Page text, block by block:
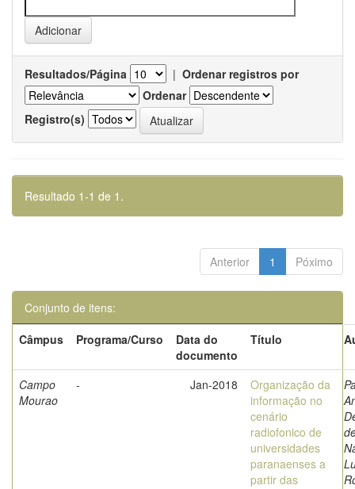
Resultados/Página | Ordenar registros por
Ordenar
Registro(s)
Resultado 1-1 de 1.
Anterior 1 Póximo
Conjunto de itens:
Câmpus
Programa/Curso
Data do
documento
Título
Campo
Mourao
- Jan-2018
Organização da
informação no
cenário
radiofonico de
universidades
paranaenses a
partir das